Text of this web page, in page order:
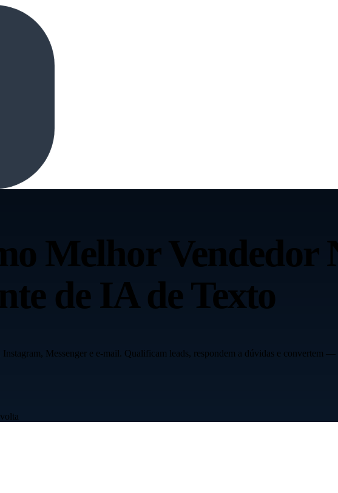
Melhor Vendedor
de IA de Texto
Messenger e e-mail. Qualificam leads, respondem a dúvidas e convertem